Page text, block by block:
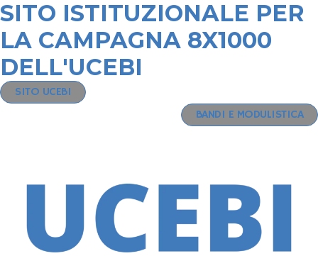
SITO ISTITUZIONALE PER
LA CAMPAGNA 8X1000
DELL'UCEBI
SITO UCEBI
BANDI E MODULISTICA